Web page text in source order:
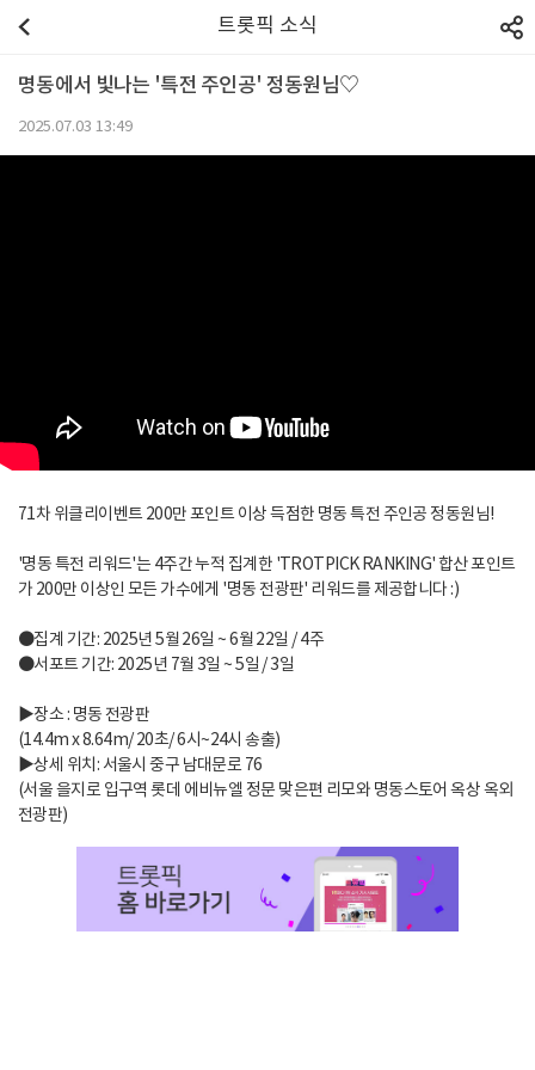
트롯픽 소식
명동에서 빛나는 '특전 주인공' 정동원님♡
2025.07.03 13:49
71차 위클리이벤트 200만 포인트 이상 득점한 명동 특전 주인공 정동원님!
'명동 특전 리워드'는 4주간 누적 집계한 'TROTPICK RANKING' 합산 포인트
가 200만 이상인 모든 가수에게 '명동 전광판' 리워드를 제공합니다 :)
●집계 기간: 2025년 5월 26일 ~ 6월 22일 / 4주
●서포트 기간: 2025년 7월 3일 ~ 5일 / 3일
▶장소 : 명동 전광판
(14.4m x 8.64m/ 20초/ 6시~24시 송출)
▶상세 위치: 서울시 중구 남대문로 76
(서울 을지로 입구역 롯데 에비뉴엘 정문 맞은편 리모와 명동스토어 옥상 옥외
전광판)